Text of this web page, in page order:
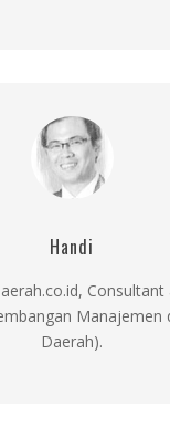
Handi
Consultant
Manajemen
Daerah).